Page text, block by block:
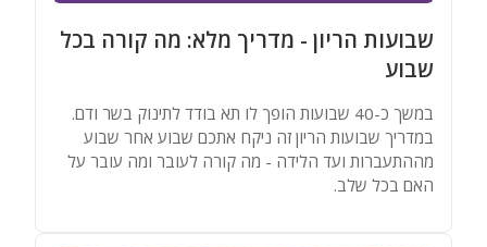
מחשבונים
שבועות הריון - מדריך מלא: מה קורה בכל
שבוע
במשך כ-40 שבועות הופך לו תא בודד לתינוק בשר ודם.
במדריך שבועות הריון זה ניקח אתכם שבוע אחר שבוע
מההתעברות ועד הלידה - מה קורה לעובר ומה עובר על
האם בכל שלב.